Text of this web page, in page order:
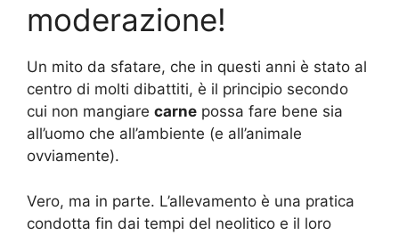
moderazione!
Un mito da sfatare, che in questi anni è stato al
centro di molti dibattiti, è il principio secondo
cui non mangiare carne possa fare bene sia
all’uomo che all’ambiente (e all’animale
ovviamente).
Vero, ma in parte. L’allevamento è una pratica
condotta fin dai tempi del neolitico e il loro